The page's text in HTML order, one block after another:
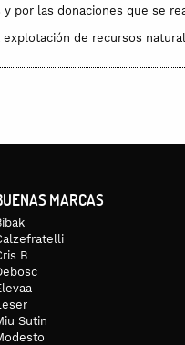
por las donaciones que se
de recursos
a las del cuerpo.
paralela al suelo.
del pecho.
de la cintura.
de las caderas y culo.
MARCAS
B
Sutin